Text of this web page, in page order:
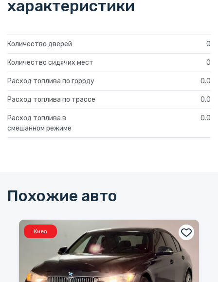
характеристики
Количество дверей 0
Количество сидячих мест 0
Расход топлива по городу 0.0
Расход топлива по трассе 0.0
Расход топлива в
смешанном режиме
0.0
Похожие авто
Киев